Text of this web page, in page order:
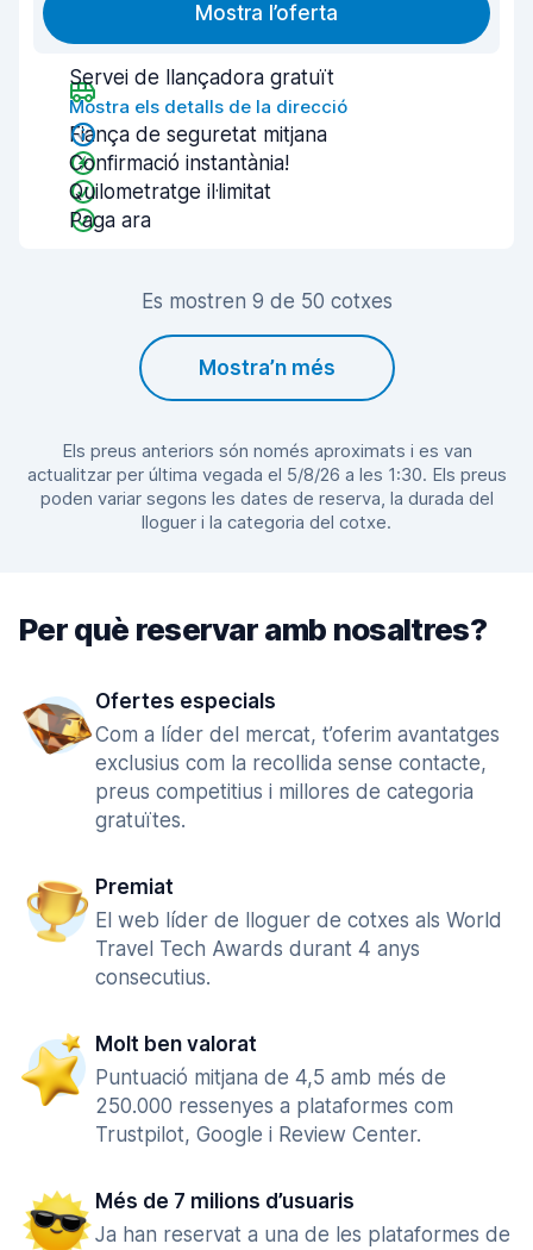
Mostra l’oferta
Servei de llançadora gratuït
Mostra els detalls de la direcció
Fiança de seguretat mitjana
Confirmació instantània!
Quilometratge il·limitat
Paga ara
Es mostren 9 de 50 cotxes
Mostra’n més
Els preus anteriors són només aproximats i es van
actualitzar per última vegada el 5/8/26 a les 1:30. Els preus
poden variar segons les dates de reserva, la durada del
lloguer i la categoria del cotxe.
Per què reservar amb nosaltres?
Ofertes especials
Com a líder del mercat, t’oferim avantatges
exclusius com la recollida sense contacte,
preus competitius i millores de categoria
gratuïtes.
Premiat
El web líder de lloguer de cotxes als World
Travel Tech Awards durant 4 anys
consecutius.
Molt ben valorat
Puntuació mitjana de 4,5 amb més de
250.000 ressenyes a plataformes com
Trustpilot, Google i Review Center.
Més de 7 milions d’usuaris
Ja han reservat a una de les plataformes de